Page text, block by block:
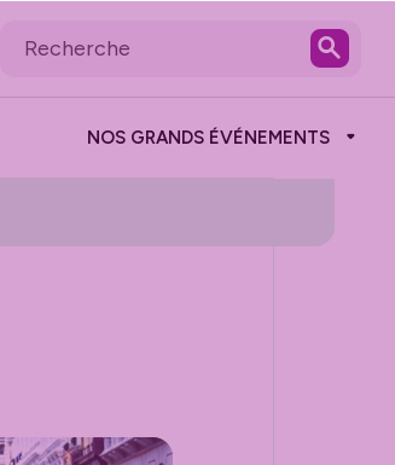
NOS GRANDS ÉVÉNEMENTS